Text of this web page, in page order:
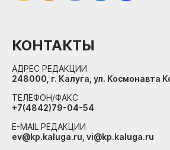
КОНТАКТЫ
АДРЕС РЕДАКЦИИ
248000, г. Калуга, ул. Космонавта
ТЕЛЕФОН/ФАКС
+7(4842)79-04-54
E-MAIL РЕДАКЦИИ
ev@kp.kaluga.ru, vi@kp.kaluga.ru